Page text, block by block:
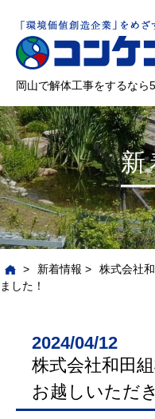
岡山で解体工事をするなら
新
> 新着情報 >
株式会社
ました！
2024/04/12
株式会社和田
お越しいただ